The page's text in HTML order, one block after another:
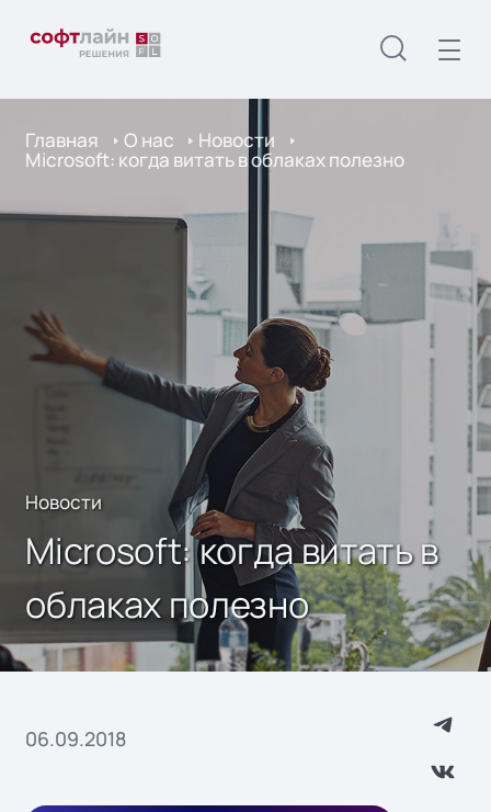
Главная О нас Новости
Microsoft: когда витать в облаках полезно
Новости
Microsoft: когда витать в
облаках полезно
06.09.2018